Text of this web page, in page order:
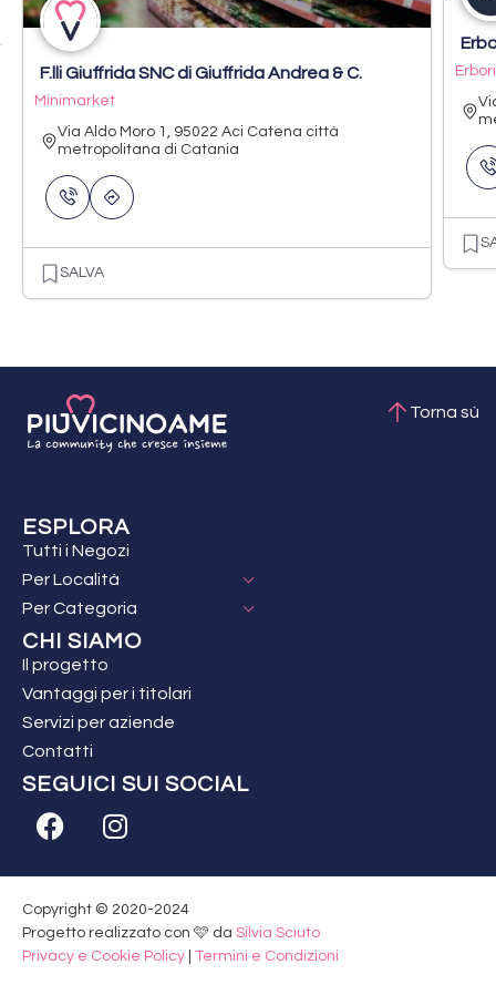
F.lli Giuffrida SNC di Giuffrida Andrea & C.
Minimarket
Via Aldo Moro 1, 95022 Aci Catena città
metropolitana di Catania
SALVA
Torna sù
ESPLORA
Tutti i Negozi
Per Località
Per Categoria
CHI SIAMO
Il progetto
Vantaggi per i titolari
Servizi per aziende
Contatti
SEGUICI SUI SOCIAL
Copyright © 2020-2024
Progetto realizzato con 🩷 da Silvia Sciuto
Privacy e Cookie Policy
Termini e Condizioni